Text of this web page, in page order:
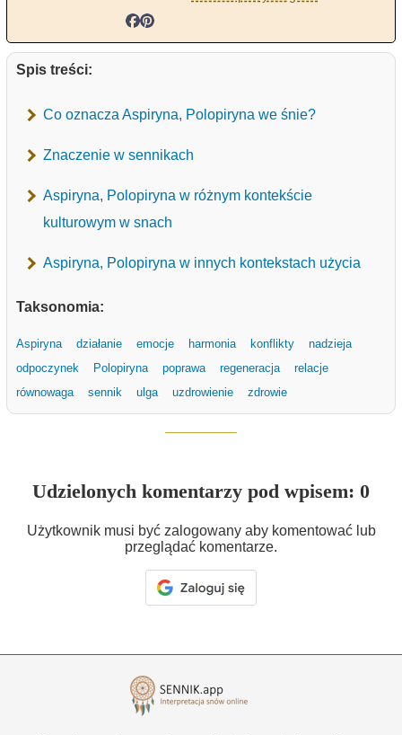
Spis treści:
Co oznacza Aspiryna, Polopiryna we śnie?
Znaczenie w sennikach
Aspiryna, Polopiryna w różnym kontekście
kulturowym w snach
Aspiryna, Polopiryna w innych kontekstach użycia
Taksonomia:
Aspiryna działanie emocje harmonia konflikty
nadzieja
odpoczynek
Polopiryna poprawa regeneracja
relacje
równowaga
sennik ulga uzdrowienie zdrowie
Udzielonych komentarzy pod wpisem: 0
Użytkownik musi być zalogowany aby komentować lub
przeglądać komentarze.